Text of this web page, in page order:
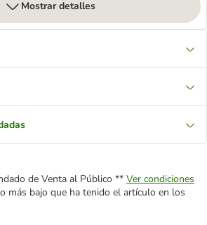
Mostrar detalles
de Venta al Público ** Ver condiciones
más bajo que ha tenido el artículo en los